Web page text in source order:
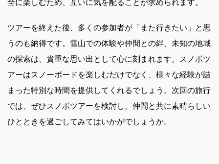
全に楽しむため、互いに気を配ることが求められます。
ツアーを終えた後、多くの参加者が「また行きたい」と思
うのも納得です。雪山での体験や仲間との絆、未知の地域
の探索は、貴重な思い出として心に刻まれます。スノボツ
アーはスノーボードを楽しむだけでなく、様々な経験が詰
まった特別な時間を提供してくれるでしょう。次回の旅行
では、ぜひスノボツアーを検討し、仲間と共に素晴らしい
ひとときを過ごしてみてはいかがでしょうか。